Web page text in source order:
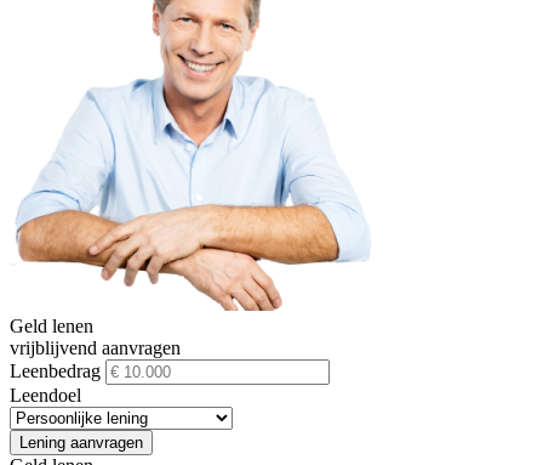
Geld lenen
vrijblijvend aanvragen
Leenbedrag
Leendoel
Lening aanvragen